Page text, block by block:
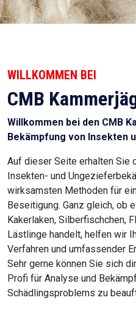
WILLKOMMEN BEI
CMB
Willkommen bei den CMB
Bekämpfung von Insekten
Auf dieser Seite erhalten Sie
Insekten- und
wirksamsten Methoden für
Beseitigung. Ganz gleich, ob
Kakerlaken, Silberfischchen,
Lästlinge handelt, helfen wir
Verfahren und umfassender
Sehr gerne können Sie sich
Profi für Analyse und
Schädlingsproblems zu